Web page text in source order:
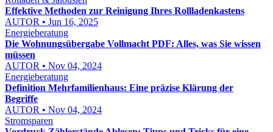
Effektive Methoden zur Reinigung Ihres Rollladenkastens
AUTOR • Jun 16, 2025
Energieberatung
Die Wohnungsübergabe Vollmacht PDF: Alles, was Sie wissen
müssen
AUTOR • Nov 04, 2024
Energieberatung
Definition Mehrfamilienhaus: Eine präzise Klärung der
Begriffe
AUTOR • Nov 04, 2024
Stromsparen